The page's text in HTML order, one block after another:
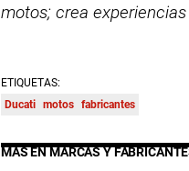
motos; crea
ETIQUETAS:
Ducati motos fabricantes
MÁS EN MARCAS Y